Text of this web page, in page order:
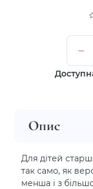
Опис
Для дітей
так само, як
менша і з